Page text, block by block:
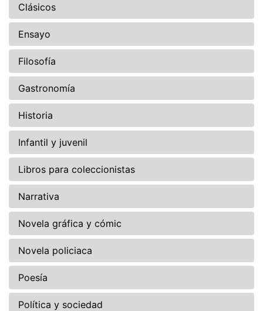
Clásicos
Ensayo
Filosofía
Gastronomía
Historia
Infantil y juvenil
Libros para coleccionistas
Narrativa
Novela gráfica y cómic
Novela policiaca
Poesía
Política y sociedad